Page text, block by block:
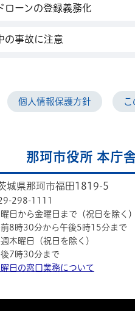
ローンの登録義務化
の事故に注意
個人情報保護方針 こ
那珂市役所 本庁
城県那珂市福田1819-5
298-1111
曜日から金曜日まで（祝日を除く）
前8時30分から午後5時15分まで
木曜日（祝日を除く）
後7時30分まで
曜日の窓口業務について